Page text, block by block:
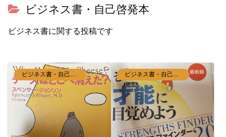
ビジネス書・自己啓発本
ビジネス書に関する投稿です
ビジネス書・自己啓発本 ビジネス書・自己啓発本